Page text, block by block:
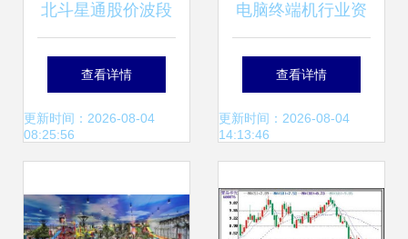
北斗星通股价波段
回调后的技术迷思
查看详情
更新时间：2026-08-04
08:25:56
电脑终端机行业资
源对接指南 名录查
阅与技术研发趋势
查看详情
更新时间：2026-08-04
14:13:46